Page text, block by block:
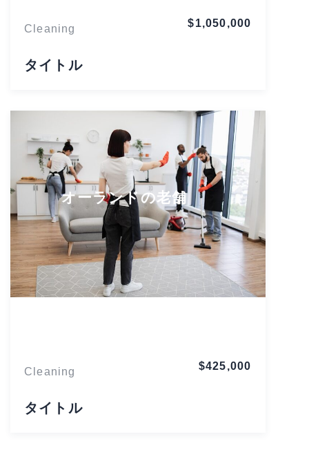
Cleaning
タイトル
$1,050,000
オーランドの老舗
Cleaning
タイトル
$425,000